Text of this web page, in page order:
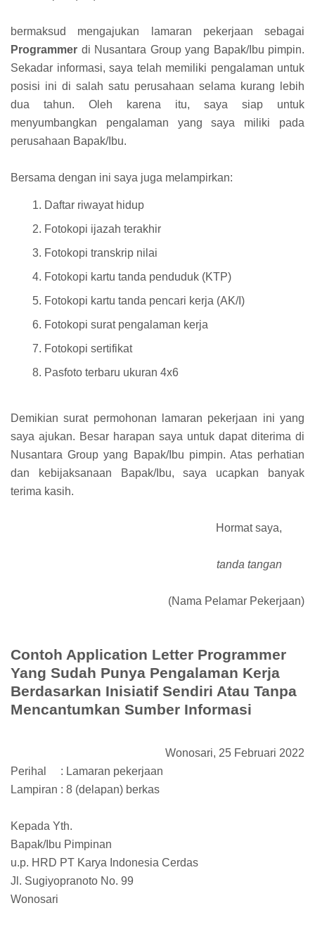
bermaksud mengajukan lamaran pekerjaan sebagai
Programmer di Nusantara Group yang Bapak/Ibu pimpin.
Sekadar informasi, saya telah memiliki pengalaman untuk
posisi ini di salah satu perusahaan selama kurang lebih
dua tahun. Oleh karena itu, saya siap untuk
menyumbangkan pengalaman yang saya miliki pada
perusahaan Bapak/Ibu.
Bersama dengan ini saya juga melampirkan:
Daftar riwayat hidup
Fotokopi ijazah terakhir
Fotokopi transkrip nilai
Fotokopi kartu tanda penduduk (KTP)
Fotokopi kartu tanda pencari kerja (AK/I)
Fotokopi surat pengalaman kerja
Fotokopi sertifikat
Pasfoto terbaru ukuran 4x6
Demikian surat permohonan lamaran pekerjaan ini yang
saya ajukan. Besar harapan saya untuk dapat diterima di
Nusantara Group yang Bapak/Ibu pimpin. Atas perhatian
dan kebijaksanaan Bapak/Ibu, saya ucapkan banyak
terima kasih.
Hormat saya,
tanda tangan
(Nama Pelamar Pekerjaan)
Contoh Application Letter Programmer
Yang Sudah Punya Pengalaman Kerja
Berdasarkan Inisiatif Sendiri Atau Tanpa
Mencantumkan Sumber Informasi
Wonosari, 25 Februari 2022
Perihal
: Lamaran pekerjaan
Lampiran : 8 (delapan) berkas
Kepada Yth.
Bapak/Ibu Pimpinan
u.p. HRD PT Karya Indonesia Cerdas
Jl. Sugiyopranoto No. 99
Wonosari